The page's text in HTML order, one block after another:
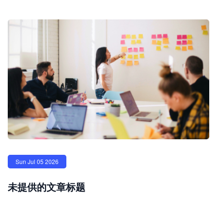
Sun Jul 05 2026
未提供的文章标题